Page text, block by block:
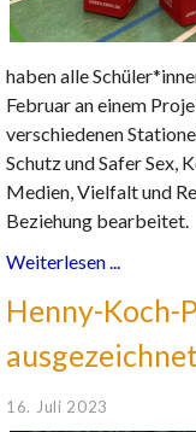
haben alle
Februar an einem
verschiedenen
Schutz und Safer Sex,
Medien, Vielfalt und
Beziehung bearbeitet.
Weiterlesen ...
Henny-Koch-
16. Juli 2023